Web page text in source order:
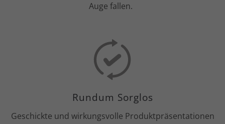
Auge fallen.
Rundum Sorglos
Geschickte und wirkungsvolle Produktpräsentationen